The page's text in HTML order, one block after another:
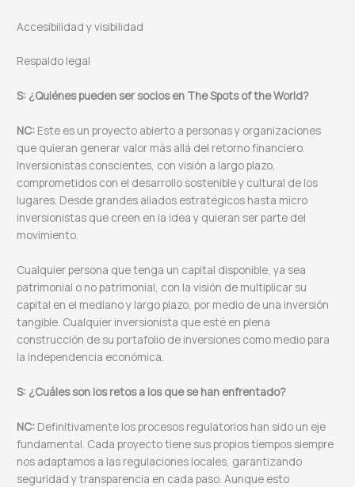
Accesibilidad y visibilidad
Respaldo legal
S: ¿Quiénes pueden ser socios en The Spots of the World?
NC: Este es un proyecto abierto a personas y organizaciones
que quieran generar valor más allá del retorno financiero.
Inversionistas conscientes, con visión a largo plazo,
comprometidos con el desarrollo sostenible y cultural de los
lugares. Desde grandes aliados estratégicos hasta micro
inversionistas que creen en la idea y quieran ser parte del
movimiento.
Cualquier persona que tenga un capital disponible, ya sea
patrimonial o no patrimonial, con la visión de multiplicar su
capital en el mediano y largo plazo, por medio de una inversión
tangible. Cualquier inversionista que esté en plena
construcción de su portafolio de inversiones como medio para
la independencia económica.
S: ¿Cuáles son los retos a los que se han enfrentado?
NC: Definitivamente los procesos regulatorios han sido un eje
fundamental. Cada proyecto tiene sus propios tiempos siempre
nos adaptamos a las regulaciones locales, garantizando
seguridad y transparencia en cada paso. Aunque esto